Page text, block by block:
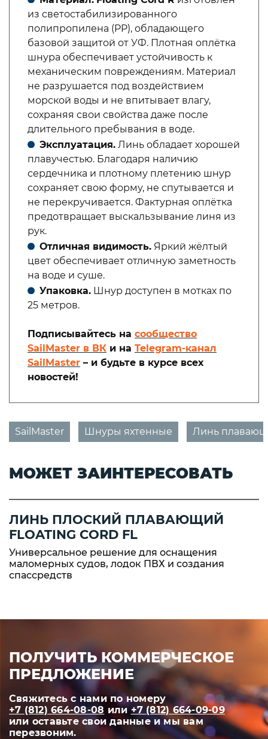
из светостабилизированного
полипропилена (PP), обладающего
базовой защитой от УФ. Плотная оплётка
шнура обеспечивает устойчивость к
механическим повреждениям. Материал
не разрушается под воздействием
морской воды и не впитывает влагу,
сохраняя свои свойства даже после
длительного пребывания в воде.
Эксплуатация. Линь обладает хорошей
плавучестью. Благодаря наличию
сердечника и плотному плетению шнур
сохраняет свою форму, не спутывается и
не перекручивается. Фактурная оплётка
предотвращает выскальзывание линя из
рук.
Отличная видимость. Яркий жёлтый
цвет обеспечивает отличную заметность
на воде и суше.
Упаковка. Шнур доступен в мотках по
25 метров.
Подписывайтесь на сообщество
SailMaster в ВК и на Telegram-канал
SailMaster – и будьте в курсе всех
новостей!
SailMaster Шнуры яхтенные Линь
МОЖЕТ ЗАИНТЕРЕСОВАТЬ
ЛИНЬ ПЛОСКИЙ ПЛАВАЮЩИЙ
FLOATING CORD FL
Универсальное решение для оснащения
маломерных судов, лодок ПВХ и создания
спассредств
ПОЛУЧИТЬ КОММЕРЧЕСКОЕ
ПРЕДЛОЖЕНИЕ
Свяжитесь с нами по номеру
+7 (812) 664-08-08 или+7 (812) 664-09-09
или оставьте свои данные и мы вам
перезвоним.